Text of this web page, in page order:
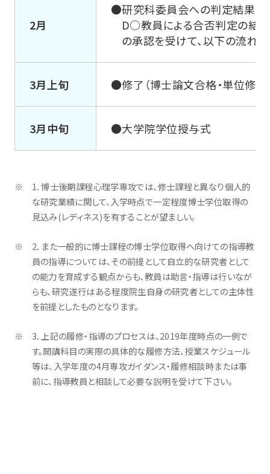
2月
●研究科委員会への判定結果の
D○教員による合否判定の結
の承認を受けて、以下の流れと
3月上旬 ●修了（博士論文合格・単位修得
3月中旬 ●大学院学位授与式
1．博士後期課程心理学専攻では、修士課程と異なり個人的
な研究業績に関して、入学時点で一定程度博士学位取得の
見込み(レディネス)を有することが望ましい。
2．また一般的に博士課程の博士学位取得へ向けての指導教
員の指導については、その前提として自立的な研究者として
の能力を育成する観点からも、教員は助言・指導は行いなが
らも、研究遂行はある程度院生自身の研究者としての主体性
を前提としたものとなります。
3．上記の履修・指導のプロセスは、2019年度時点の一例で
す。開講科目の実際の具体的な履修方法、授業スケジュール
等は、入学年度の4月専攻ガイダンス・履修相談時または事
前に、指導教員と相談して必要な説明を受けて下さい。